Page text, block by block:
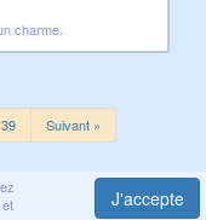
J'accepte
charme.
39 Suivant »